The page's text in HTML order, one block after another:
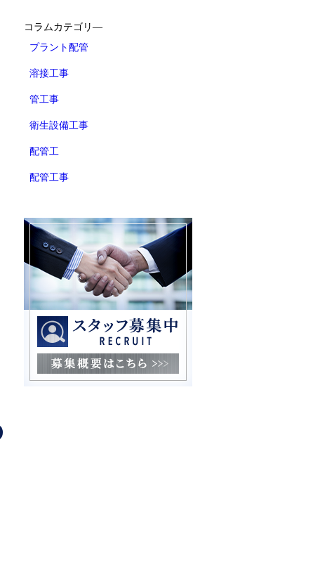
コラムカテゴリ―
プラント配管
溶接工事
管工事
衛生設備工事
配管工
配管工事